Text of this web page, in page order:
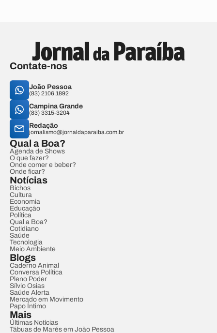
Contate-nos
João Pessoa
(83) 2106.1892
Campina Grande
(83) 3315-3204
Redação
jornalismo@jornaldaparaiba.com.br
Qual a Boa?
Agenda de Shows
O que fazer?
Onde comer e beber?
Onde ficar?
Notícias
Bichos
Cultura
Economia
Educação
Política
Qual a Boa?
Cotidiano
Saúde
Tecnologia
Meio Ambiente
Blogs
Caderno Animal
Conversa Política
Pleno Poder
Sílvio Osias
Saúde Alerta
Mercado em Movimento
Papo Íntimo
Mais
Últimas Notícias
Tábuas de Marés em João Pessoa